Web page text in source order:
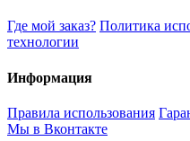
Где мой заказ? Политика
технологии
Информация
Правила использования
Мы в Вконтакте